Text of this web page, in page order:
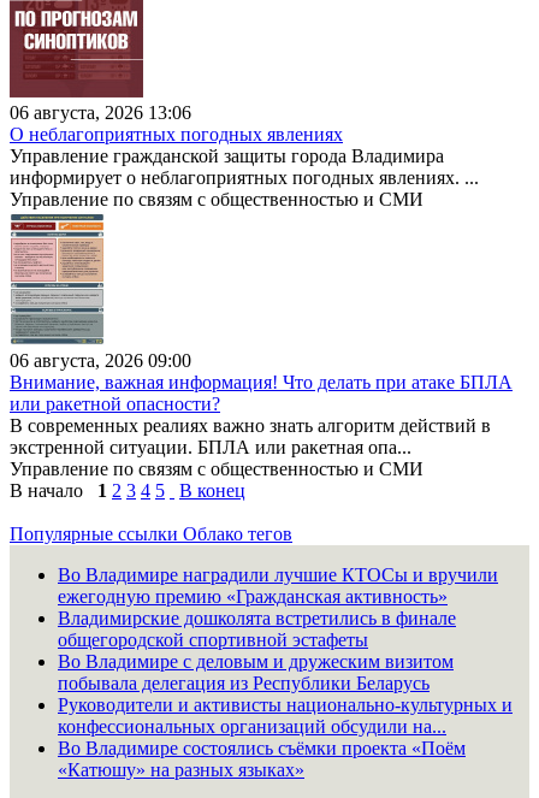
06 августа, 2026 13:06
О неблагоприятных погодных явлениях
Управление гражданской защиты города Владимира
информирует о неблагоприятных погодных явлениях. ...
Управление по связям с общественностью и СМИ
06 августа, 2026 09:00
Внимание, важная информация! Что делать при атаке БПЛА
или ракетной опасности?
В современных реалиях важно знать алгоритм действий в
экстренной ситуации. БПЛА или ракетная опа...
Управление по связям с общественностью и СМИ
В начало
1 2 3 4 5 В конец
Популярные ссылки Облако тегов
Во Владимире наградили лучшие КТОСы и вручили
ежегодную премию «Гражданская активность»
Владимирские дошколята встретились в финале
общегородской спортивной эстафеты
Во Владимире с деловым и дружеским визитом
побывала делегация из Республики Беларусь
Руководители и активисты национально-культурных и
конфессиональных организаций обсудили на...
Во Владимире состоялись съёмки проекта «Поём
«Катюшу» на разных языках»